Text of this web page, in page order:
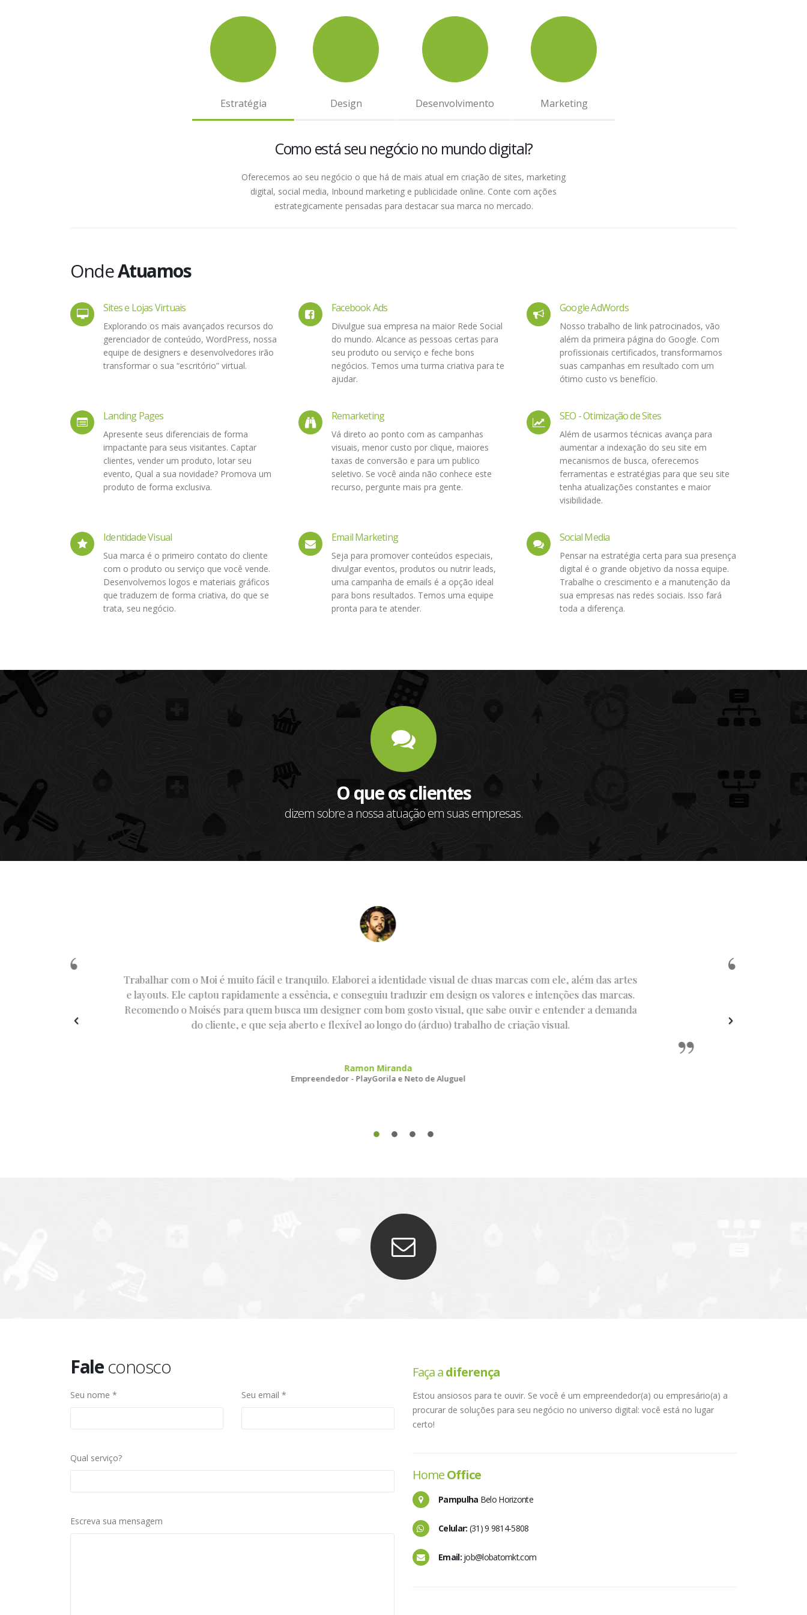
executar
melhorar
criar
inovar
Estratégia Design Desenvolvimento Marketing
Como está seu negócio no mundo digital?
Oferecemos ao seu negócio o que há de mais atual em criação de sites, marketing
digital, social media, Inbound marketing e publicidade online. Conte com ações
estrategicamente pensadas para destacar sua marca no mercado.
OndeAtuamos
Sites e Lojas Virtuais
Explorando os mais avançados recursos do
gerenciador de conteúdo, WordPress, nossa
equipe de designers e desenvolvedores irão
transformar o sua “escritório” virtual.
Facebook Ads
Divulgue sua empresa na maior Rede Social
do mundo. Alcance as pessoas certas para
seu produto ou serviço e feche bons
negócios. Temos uma turma criativa para te
ajudar.
Google AdWords
Nosso trabalho de link patrocinados, vão
além da primeira página do Google. Com
profissionais certificados, transformamos
suas campanhas em resultado com um
ótimo custo vs benefício.
Landing Pages
Apresente seus diferenciais de forma
impactante para seus visitantes. Captar
clientes, vender um produto, lotar seu
evento, Qual a sua novidade? Promova um
produto de forma exclusiva.
Remarketing
Vá direto ao ponto com as campanhas
visuais, menor custo por clique, maiores
taxas de conversão e para um publico
seletivo. Se você ainda não conhece este
recurso, pergunte mais pra gente.
SEO - Otimização de Sites
Além de usarmos técnicas avança para
aumentar a indexação do seu site em
mecanismos de busca, oferecemos
ferramentas e estratégias para que seu site
tenha atualizações constantes e maior
visibilidade.
Identidade Visual
Sua marca é o primeiro contato do cliente
com o produto ou serviço que você vende.
Desenvolvemos logos e materiais gráficos
que traduzem de forma criativa, do que se
trata, seu negócio.
Email Marketing
Seja para promover conteúdos especiais,
divulgar eventos, produtos ou nutrir leads,
uma campanha de emails é a opção ideal
para bons resultados. Temos uma equipe
pronta para te atender.
Social Media
Pensar na estratégia certa para sua presença
digital é o grande objetivo da nossa equipe.
Trabalhe o crescimento e a manutenção da
sua empresas nas redes sociais. Isso fará
toda a diferença.
O que os clientes
dizem sobre a nossa atuação em suas empresas.
Trabalhar com o Moises sempre foi muito fácil. Ele faz tudo muito rápido – até antes do prazos que apresentamos
para ele – e com muita qualidade. Além disso, ele consegue capturar as ideias e transformá-las em artes únicas,
construindo uma estética particular para o nosso negócio. Foram raras as vezes que precisamos pedir para alterar
ou refazer alguma arte, ele sempre acerta de primeira e nos impressiona com a sintonia que tem com nosso
Faleconosco
Seu nome * Seu email *
Qual serviço?
Escreva sua mensagem
Faça adiferença
Estou ansiosos para te ouvir. Se você é um empreendedor(a) ou empresário(a) a
procurar de soluções para seu negócio no universo digital: você está no lugar
certo!
HomeOffice
Pampulha Belo Horizonte
Celular: (31) 9 9814-5808
Email:job@lobatomkt.com